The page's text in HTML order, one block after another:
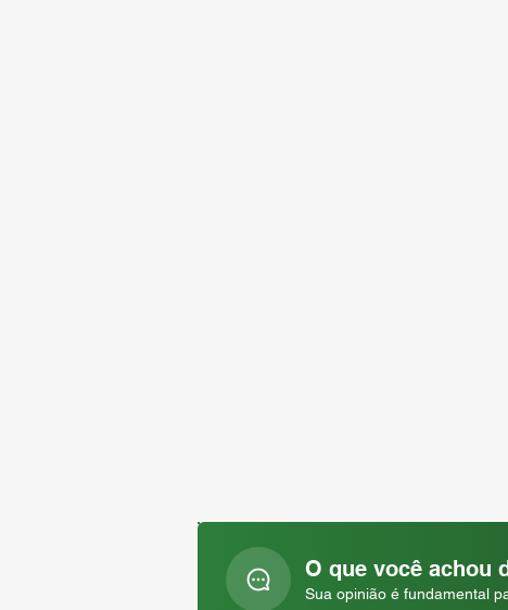
O que você achou
Sua opinião é fundamental